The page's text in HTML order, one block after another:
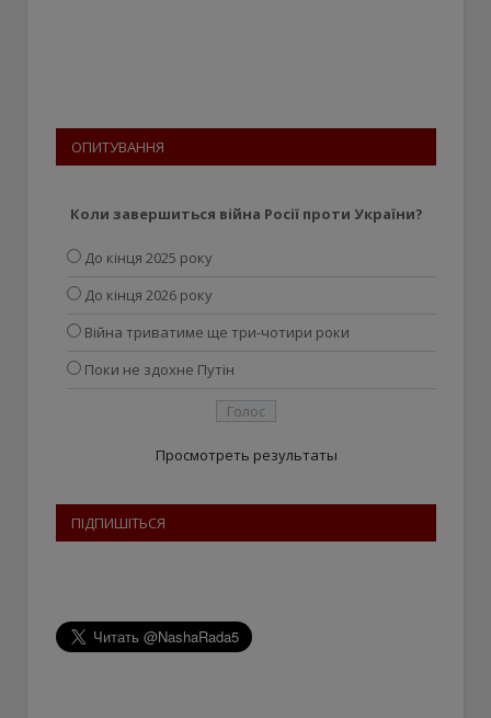
ОПИТУВАННЯ
Коли завершиться війна Росії проти України?
До кінця 2025 року
До кінця 2026 року
Війна триватиме ще три-чотири роки
Поки не здохне Путін
Просмотреть результаты
ПІДПИШІТЬСЯ